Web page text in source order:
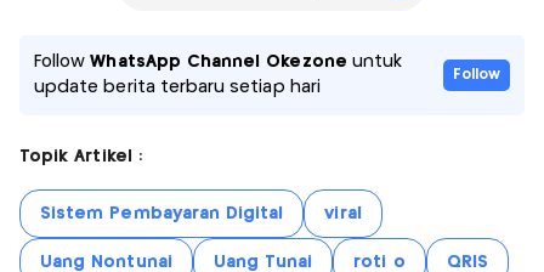
FollowWhatsApp Channel Okezone untuk
update berita terbaru setiap hari
Follow
Topik Artikel :
Sistem Pembayaran Digital viral
Uang Nontunai Uang Tunai roti o QRIS